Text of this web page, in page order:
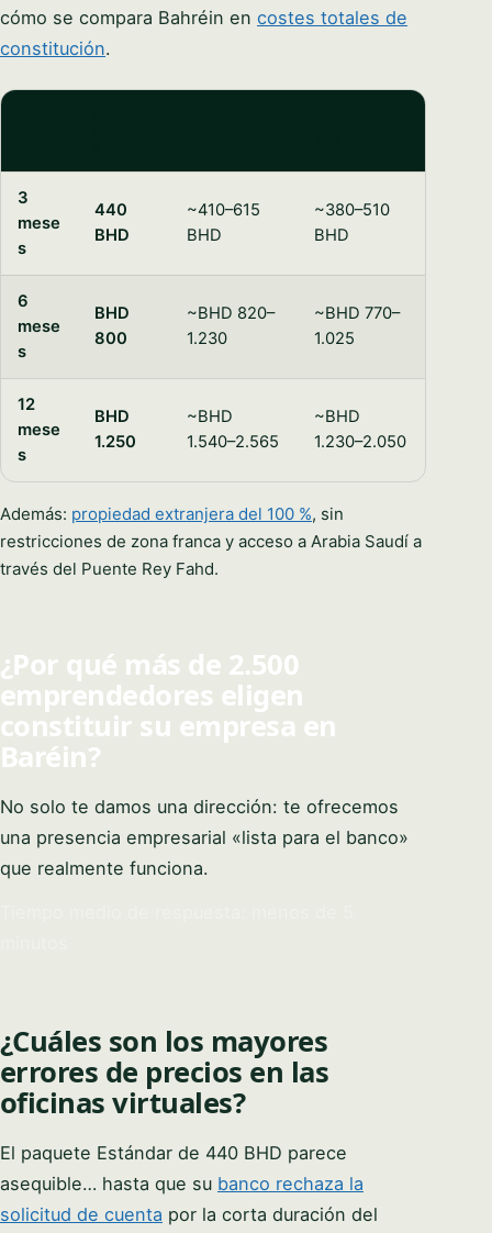
cómo se compara Bahréin en costes totales de
constitución.
3
mese
s
440
BHD
~410–615
BHD
~380–510
BHD
6
mese
s
BHD
800
~BHD 820–
1.230
~BHD 770–
1.025
12
mese
s
BHD
1.250
~BHD
1.540–2.565
~BHD
1.230–2.050
Además: propiedad extranjera del 100 %, sin
restricciones de zona franca y acceso a Arabia Saudí a
través del Puente Rey Fahd.
¿Por qué más de 2.500
emprendedores eligen
constituir su empresa en
Baréin?
No solo te damos una dirección: te ofrecemos
una presencia empresarial «lista para el banco»
que realmente funciona.
¿Cuáles son los mayores
errores de precios en las
oficinas virtuales?
El paquete Estándar de 440 BHD parece
asequible… hasta que su banco rechaza la
solicitud de cuenta por la corta duración del